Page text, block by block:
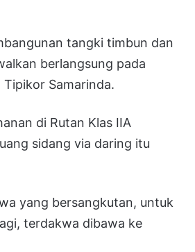
tangki timbun dan
berlangsung pada
Samarinda.
di Rutan Klas IIA
sidang via daring itu
yang bersangkutan, untuk
terdakwa dibawa ke